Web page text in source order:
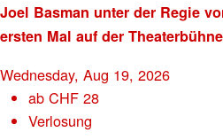
Joel Basman unter der Regie
ersten Mal auf der Theaterbühne
Wednesday, Aug 19, 2026
abCHF 28
Verlosung